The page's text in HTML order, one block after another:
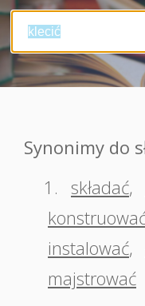
Synonimy do
1.
składać,
instalować,
majstrować